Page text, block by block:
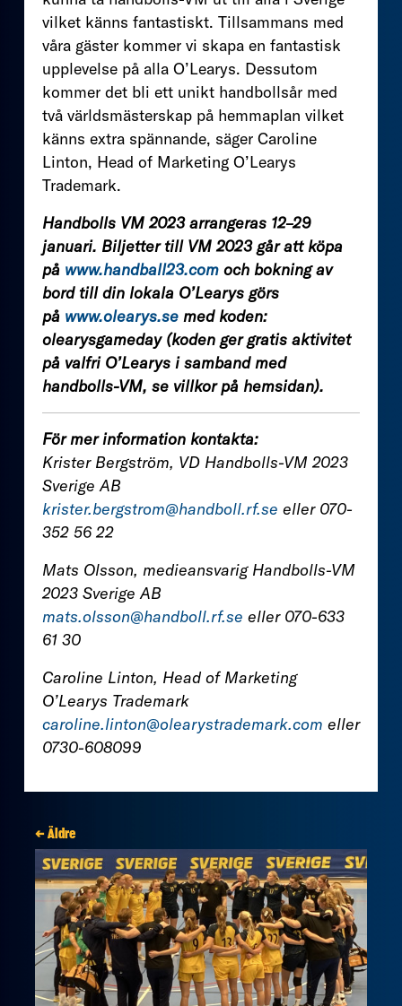
vilket känns fantastiskt. Tillsammans med
våra gäster kommer vi skapa en fantastisk
upplevelse på alla O’Learys. Dessutom
kommer det bli ett unikt handbollsår med
två världsmästerskap på hemmaplan vilket
känns extra spännande, säger Caroline
Linton, Head of Marketing O’Learys
Trademark.
Handbolls VM 2023 arrangeras 12–29
januari. Biljetter till VM 2023 går att köpa
på www.handball23.com och bokning av
bord till din lokala O’Learys görs
på www.olearys.se med koden:
olearysgameday (koden ger gratis aktivitet
på valfri O’Learys i samband med
handbolls-VM, se villkor på hemsidan).
För mer information kontakta:
Krister Bergström, VD Handbolls-VM 2023
Sverige AB
krister.bergstrom@handboll.rf.se eller 070-
352 56 22
Mats Olsson, medieansvarig Handbolls-VM
2023 Sverige AB
mats.olsson@handboll.rf.se eller 070-633
61 30
Caroline Linton, Head of Marketing
O’Learys Trademark
caroline.linton@olearystrademark.com eller
0730-608099
← Äldre